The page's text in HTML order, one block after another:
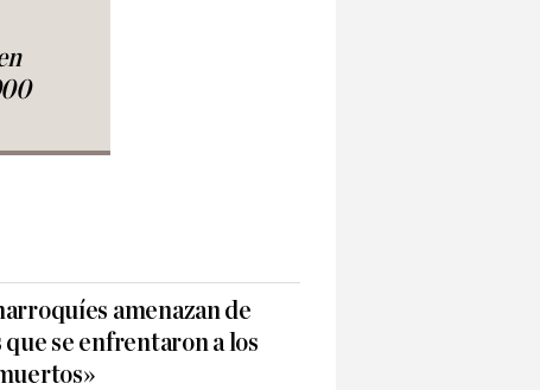
amenazan de
se enfrentaron a los